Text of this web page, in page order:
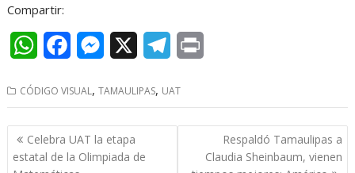
Compartir:
W
a
t
s
c
e
b
M
s
s
e
l
e
n
t
CÓDIGO VISUAL,TAMAULIPAS, UAT
Navegación
de
Celebra UAT la etapa
estatal de la Olimpiada de
Respaldó Tamaulipas a
Claudia Sheinbaum, vienen